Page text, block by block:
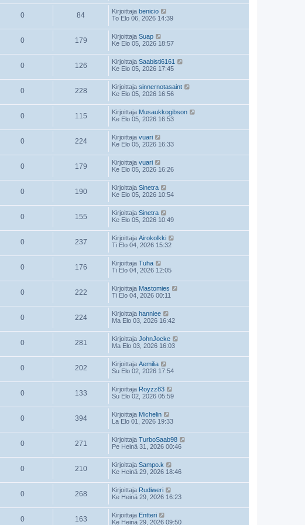
0 84 Kirjoittaja benicio
To Elo 06, 2026 14:39
0 179 Kirjoittaja Suap
Ke Elo 05, 2026 18:57
0 126 Kirjoittaja Saabisti6161
Ke Elo 05, 2026 17:45
0 228 Kirjoittaja sinnernotasaint
Ke Elo 05, 2026 16:56
0 115 Kirjoittaja Musaukkogibson
Ke Elo 05, 2026 16:53
0 224 Kirjoittaja vuari
Ke Elo 05, 2026 16:33
0 179 Kirjoittaja vuari
Ke Elo 05, 2026 16:26
0 190 Kirjoittaja Sinetra
Ke Elo 05, 2026 10:54
0 155 Kirjoittaja Sinetra
Ke Elo 05, 2026 10:49
0 237 Kirjoittaja Airokolkki
Ti Elo 04, 2026 15:32
0 176 Kirjoittaja Tuha
Ti Elo 04, 2026 12:05
0 222 Kirjoittaja Mastomies
Ti Elo 04, 2026 00:11
0 224 Kirjoittaja hanniee
Ma Elo 03, 2026 16:42
0 281 Kirjoittaja JohnJocke
Ma Elo 03, 2026 16:03
0 202 Kirjoittaja Aemilia
Su Elo 02, 2026 17:54
0 133 Kirjoittaja Royzz83
Su Elo 02, 2026 05:59
0 394 Kirjoittaja Michelin
La Elo 01, 2026 19:33
0 271 Kirjoittaja TurboSaab98
Pe Heinä 31, 2026 00:46
0 210 Kirjoittaja Sampo.k
Ke Heinä 29, 2026 18:46
0 268 Kirjoittaja Rudiweri
Ke Heinä 29, 2026 16:23
0 163 Kirjoittaja Entteri
Ke Heinä 29, 2026 09:50